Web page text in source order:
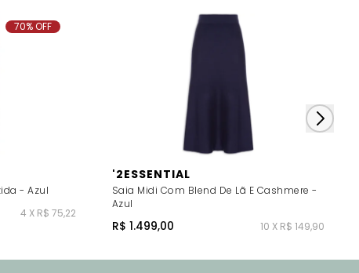
- Azul
4 X R$ 75,22
70% OFF
'2ESSENTIAL
Saia Midi Com Blend De Lã E Cashmere -
Azul
R$ 1.499,00 10 X R$ 149,90